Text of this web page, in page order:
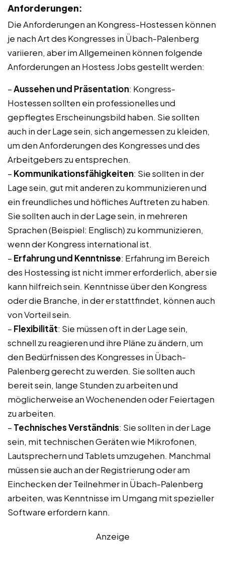
Anforderungen:
Die Anforderungen an Kongress-Hostessen können
je nach Art des Kongresses in Übach-Palenberg
variieren, aber im Allgemeinen können folgende
Anforderungen an Hostess Jobs gestellt werden:
–Aussehen und Präsentation: Kongress-
Hostessen sollten ein professionelles und
gepflegtes Erscheinungsbild haben. Sie sollten
auch in der Lage sein, sich angemessen zu kleiden,
um den Anforderungen des Kongresses und des
Arbeitgebers zu entsprechen.
– Kommunikationsfähigkeiten: Sie sollten in der
Lage sein, gut mit anderen zu kommunizieren und
ein freundliches und höfliches Auftreten zu haben.
Sie sollten auch in der Lage sein, in mehreren
Sprachen (Beispiel: Englisch) zu kommunizieren,
wenn der Kongress international ist.
– Erfahrung und Kenntnisse: Erfahrung im Bereich
des Hostessing ist nicht immer erforderlich, aber sie
kann hilfreich sein. Kenntnisse über den Kongress
oder die Branche, in der er stattfindet, können auch
von Vorteil sein.
– Flexibilität: Sie müssen oft in der Lage sein,
schnell zu reagieren und ihre Pläne zu ändern, um
den Bedürfnissen des Kongresses in Übach-
Palenberg gerecht zu werden. Sie sollten auch
bereit sein, lange Stunden zu arbeiten und
möglicherweise an Wochenenden oder Feiertagen
zu arbeiten.
– Technisches Verständnis: Sie sollten in der Lage
sein, mit technischen Geräten wie Mikrofonen,
Lautsprechern und Tablets umzugehen. Manchmal
müssen sie auch an der Registrierung oder am
Einchecken der Teilnehmer in Übach-Palenberg
arbeiten, was Kenntnisse im Umgang mit spezieller
Software erfordern kann.
Anzeige